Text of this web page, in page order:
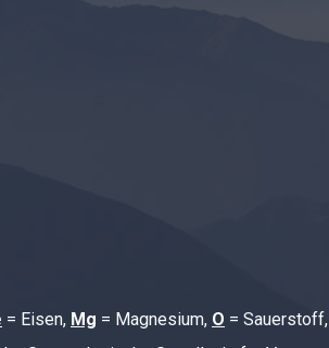
= Eisen, Mg = Magnesium, O = Sauerstoff,